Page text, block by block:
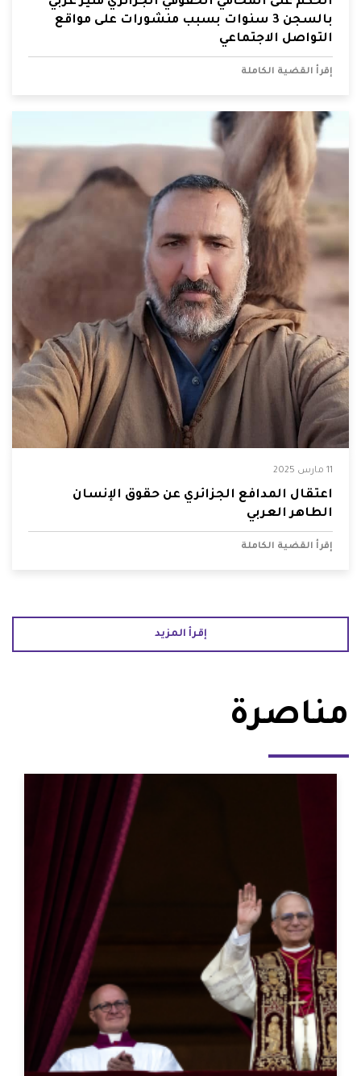
بالسجن 3 سنوات بسبب منشورات على مواقع
التواصل الاجتماعي
إقرأ القضية الكاملة
11 مارس 2025
اعتقال المدافع الجزائري عن حقوق الإنسان
الطاهر العربي
إقرأ القضية الكاملة
إقرأ المزيد
مناصرة